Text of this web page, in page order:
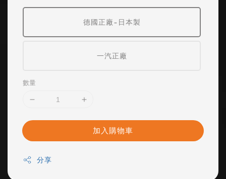
德國正廠-日本製
一汽正廠
數量
加入購物車
分享